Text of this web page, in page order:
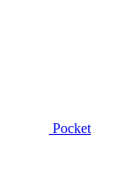
Pocket